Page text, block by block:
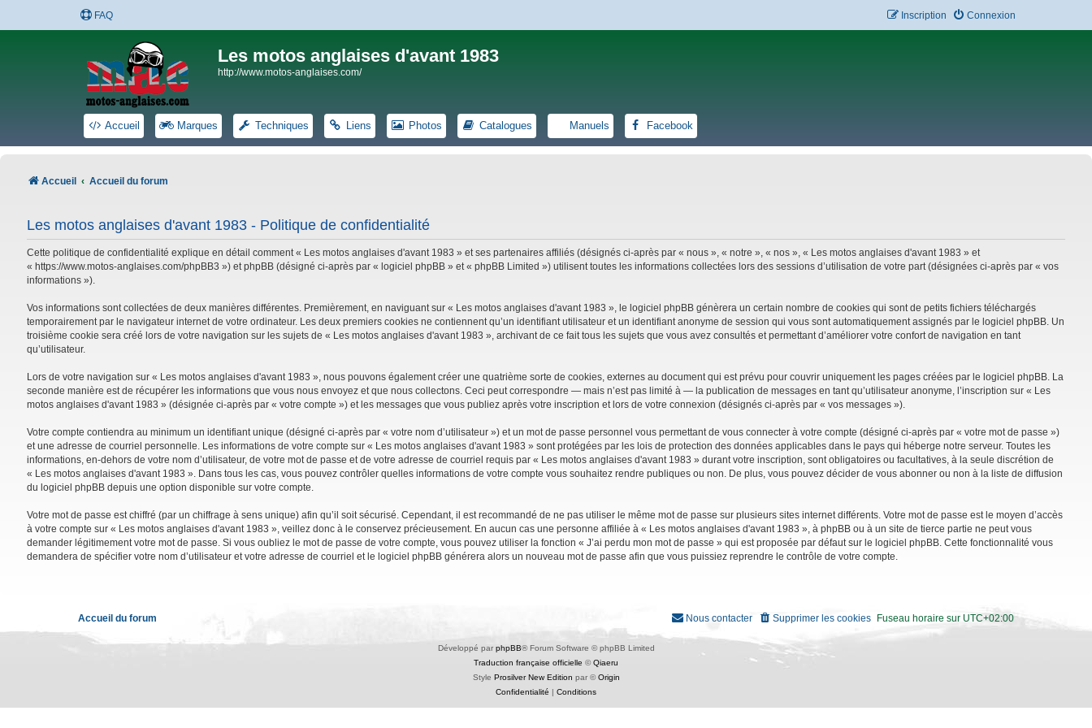
FAQ Connexion
Inscription
Les motos anglaises d'avant 1983
http://www.motos-anglaises.com/
Accueil Marques Techniques Liens Photos Catalogues Manuels Facebook
Accueil Accueil du forum
Les motos anglaises d'avant 1983 - Politique de confidentialité
Cette politique de confidentialité explique en détail comment « Les motos anglaises d'avant 1983 » et ses partenaires affiliés (désignés ci-après par « nous », « notre », « nos », « Les motos anglaises d'avant 1983 » et
« https://www.motos-anglaises.com/phpBB3 ») et phpBB (désigné ci-après par « logiciel phpBB » et « phpBB Limited ») utilisent toutes les informations collectées lors des sessions d’utilisation de votre part (désignées ci-après par « vos
informations »).
Vos informations sont collectées de deux manières différentes. Premièrement, en naviguant sur « Les motos anglaises d'avant 1983 », le logiciel phpBB génèrera un certain nombre de cookies qui sont de petits fichiers téléchargés
temporairement par le navigateur internet de votre ordinateur. Les deux premiers cookies ne contiennent qu’un identifiant utilisateur et un identifiant anonyme de session qui vous sont automatiquement assignés par le logiciel phpBB. Un
troisième cookie sera créé lors de votre navigation sur les sujets de « Les motos anglaises d'avant 1983 », archivant de ce fait tous les sujets que vous avez consultés et permettant d’améliorer votre confort de navigation en tant
qu’utilisateur.
Lors de votre navigation sur « Les motos anglaises d'avant 1983 », nous pouvons également créer une quatrième sorte de cookies, externes au document qui est prévu pour couvrir uniquement les pages créées par le logiciel phpBB. La
seconde manière est de récupérer les informations que vous nous envoyez et que nous collectons. Ceci peut correspondre — mais n’est pas limité à — la publication de messages en tant qu’utilisateur anonyme, l’inscription sur « Les
motos anglaises d'avant 1983 » (désignée ci-après par « votre compte ») et les messages que vous publiez après votre inscription et lors de votre connexion (désignés ci-après par « vos messages »).
Votre compte contiendra au minimum un identifiant unique (désigné ci-après par « votre nom d’utilisateur ») et un mot de passe personnel vous permettant de vous connecter à votre compte (désigné ci-après par « votre mot de passe »)
et une adresse de courriel personnelle. Les informations de votre compte sur « Les motos anglaises d'avant 1983 » sont protégées par les lois de protection des données applicables dans le pays qui héberge notre serveur. Toutes les
informations, en-dehors de votre nom d’utilisateur, de votre mot de passe et de votre adresse de courriel requis par « Les motos anglaises d'avant 1983 » durant votre inscription, sont obligatoires ou facultatives, à la seule discrétion de
« Les motos anglaises d'avant 1983 ». Dans tous les cas, vous pouvez contrôler quelles informations de votre compte vous souhaitez rendre publiques ou non. De plus, vous pouvez décider de vous abonner ou non à la liste de diffusion
du logiciel phpBB depuis une option disponible sur votre compte.
Votre mot de passe est chiffré (par un chiffrage à sens unique) afin qu’il soit sécurisé. Cependant, il est recommandé de ne pas utiliser le même mot de passe sur plusieurs sites internet différents. Votre mot de passe est le moyen d’accès
à votre compte sur « Les motos anglaises d'avant 1983 », veillez donc à le conservez précieusement. En aucun cas une personne affiliée à « Les motos anglaises d'avant 1983 », à phpBB ou à un site de tierce partie ne peut vous
demander légitimement votre mot de passe. Si vous oubliez le mot de passe de votre compte, vous pouvez utiliser la fonction « J’ai perdu mon mot de passe » qui est proposée par défaut sur le logiciel phpBB. Cette fonctionnalité vous
demandera de spécifier votre nom d’utilisateur et votre adresse de courriel et le logiciel phpBB générera alors un nouveau mot de passe afin que vous puissiez reprendre le contrôle de votre compte.
Accueil du forum Fuseau horaire sur UTC+02:00
Supprimer les cookies
Nous contacter
Développé par phpBB® Forum Software © phpBB Limited
Traduction française officielle ©Qiaeru
Style Prosilver New Edition par ©Origin
Confidentialité
Conditions